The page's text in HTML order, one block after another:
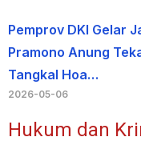
Pemprov DKI Gelar
Pramono Anung
Tangkal Hoa…
2026-05-06
Hukum dan